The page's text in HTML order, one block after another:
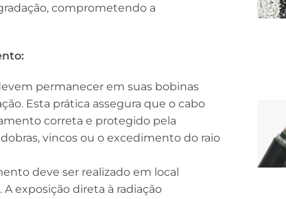
comprometendo a
permanecer em suas bobinas
Esta prática assegura que o cabo
correta e protegido pela
vincos ou o excedimento do raio
deve ser realizado em local
exposição direta à radiação